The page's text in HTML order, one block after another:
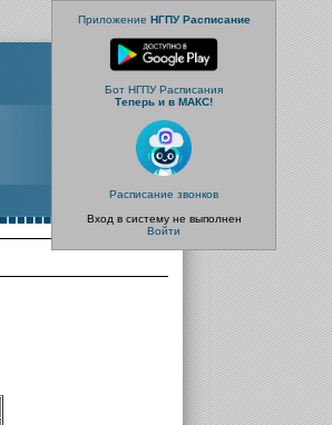
Приложение НГПУ Расписание
Бот НГПУ Расписания
Теперь и в МАКС!
Расписание звонков
Вход в систему не выполнен
Войти